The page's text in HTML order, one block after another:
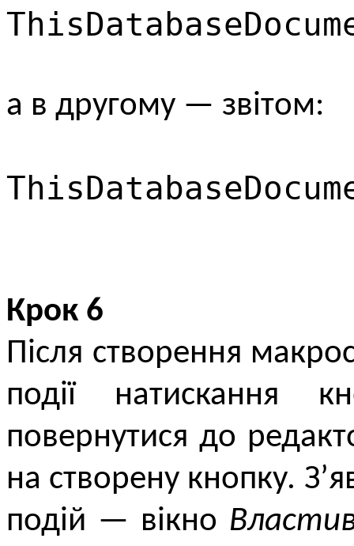
а в другому — звітом:
Крок 6
Після створення
події натискання
повернутися до
на створену кнопку.
подій — вікно